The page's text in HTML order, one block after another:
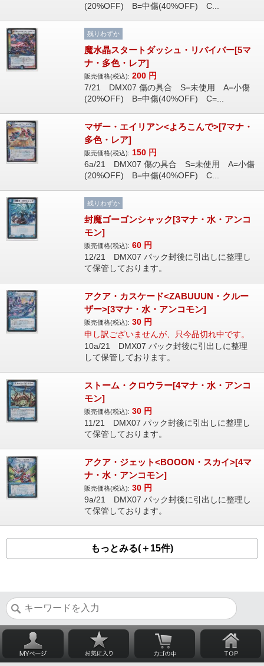
(20%OFF) B=中傷(40%OFF) C...
残りわずか
魔水晶スタートダッシュ・リバイバー[5マ
ナ・多色・レア]
販売価格(税込): 200 円
7/21 DMX07 傷の具合 S=未使用 A=小傷
(20%OFF) B=中傷(40%OFF) C=...
マザー・エイリアン<よろこんで>[7マナ・
多色・レア]
販売価格(税込): 150 円
6a/21 DMX07 傷の具合 S=未使用 A=小傷
(20%OFF) B=中傷(40%OFF) C...
残りわずか
封魔ゴーゴンシャック[3マナ・水・アンコ
モン]
販売価格(税込): 60 円
12/21 DMX07 パック封後に引出しに整理し
て保管しております。
アクア・カスケード<ZABUUUN・クルー
ザー>[3マナ・水・アンコモン]
販売価格(税込): 30 円
申し訳ございませんが、只今品切れ中です。
10a/21 DMX07 パック封後に引出しに整理
して保管しております。
ストーム・クロウラー[4マナ・水・アンコ
モン]
販売価格(税込): 30 円
11/21 DMX07 パック封後に引出しに整理し
て保管しております。
アクア・ジェット<BOOON・スカイ>[4マ
ナ・水・アンコモン]
販売価格(税込): 30 円
9a/21 DMX07 パック封後に引出しに整理し
て保管しております。
もっとみる(＋15件)